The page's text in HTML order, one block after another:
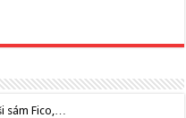
sám Fico,…